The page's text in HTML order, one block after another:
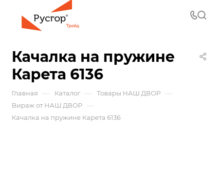
Качалка на пружине
Карета 6136
Главная — Каталог — Товары НАШ ДВОР —
Вираж от НАШ ДВОР —
Качалка на пружине Карета 6136